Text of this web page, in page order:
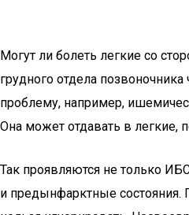
Могут ли болеть легкие со
грудного отдела
проблему, например,
Она может отдавать в легкие,
Так проявляются не только
и предынфарктные состояния.